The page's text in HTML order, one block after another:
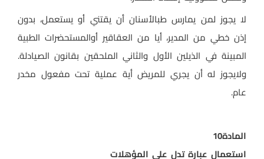
لا يجوز لمن يمارس طبالأسنان أن يقتني أو يستعمل، بدون
إذن خطي من المدير، أيا من العقاقير أوالمستحضرات الطبية
المبينة في الذيلين الأول والثاني الملحقين بقانون الصيادلة.
ولايجوز له أن يجري للمريض أية عملية تحت مفعول مخدر
عام.
المادة10
استعمال عبارة تدل على المؤهلات